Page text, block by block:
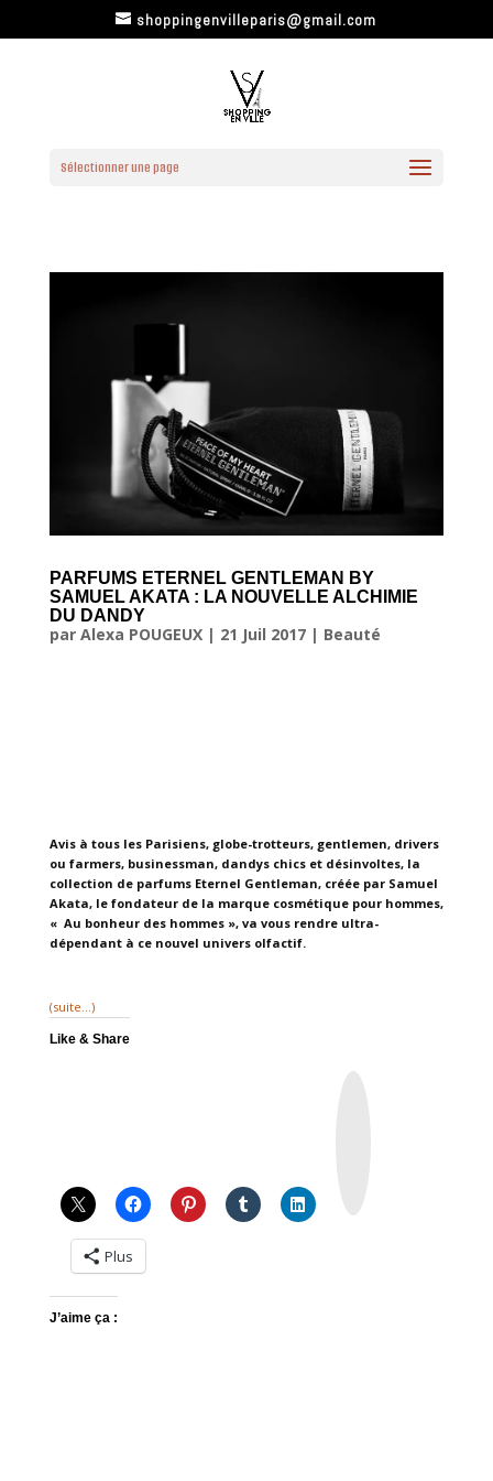
shoppingenvilleparis@gmail.com
Sélectionner une page
PARFUMS ETERNEL GENTLEMAN BY
SAMUEL AKATA : LA NOUVELLE ALCHIMIE
DU DANDY
par Alexa POUGEUX| 21 Juil 2017| Beauté
Avis à tous les Parisiens, globe-trotteurs, gentlemen, drivers
ou farmers, businessman, dandys chics et désinvoltes, la
collection de parfums Eternel Gentleman, créée par Samuel
Akata, le fondateur de la marque cosmétique pour hommes,
« Au bonheur des hommes », va vous rendre ultra-
dépendant à ce nouvel univers olfactif.
(suite…)
Like & Share
Plus
J’aime ça :